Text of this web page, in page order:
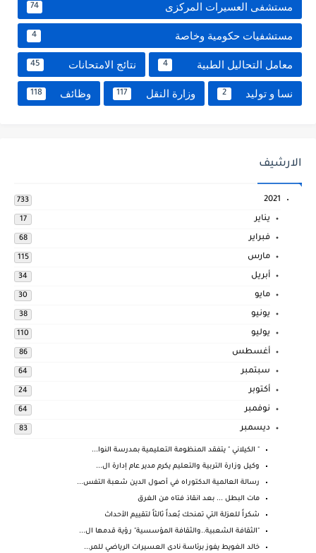
مستشفى العسيرات المركزى 74
مستشفيات حكومية وخاصة 4
معامل التحاليل الطبية 4 نتائج الامتحانات 45
نسا و توليد 2 وزارة النقل 117 وظائف 118
الارشيف
2021
733
يناير 17
فبراير 68
مارس 115
أبريل 34
مايو 30
يونيو 38
يوليو 110
أغسطس 86
سبتمبر 64
أكتوبر 24
نوفمبر 64
ديسمبر 83
" الكيلاني " يتفقد المنظومة التعليمية بمدرسة النوا...
وكيل وزارة التربية والتعليم يكرم مدير عام إدارة ال...
رسالة العالمية الدكتوراه في أصول الدين شعبة التفس...
مات البطل ... بعد انقاذ فتاه من الغرق
شكراً للعزلة التي تمنحك بُعداً ثالثاً لتقييم الأحداث
"الثقافة الشعبية..والثقافة المؤسسية" رؤية قدمها ال...
خالد الغويط يفوز برئاسة نادى العسيرات الرياضي للمر...